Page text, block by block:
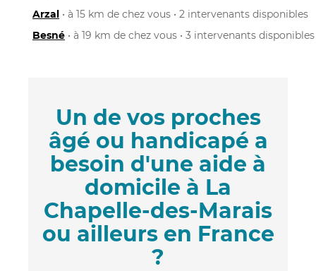
Arzal • à 15 km de chez vous • 2 intervenants disponibles
Besné • à 19 km de chez vous • 3 intervenants disponibles
Un de vos proches
âgé ou handicapé a
besoin d'une aide à
domicile à La
Chapelle-des-Marais
ou ailleurs en France
?